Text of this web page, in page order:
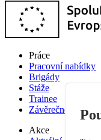
Práce
Pracovní nabídky
Brigády
Stáže
Trainee
Závěrečné práce
Akce